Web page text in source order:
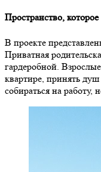
Пространство,
В проекте
Приватная
гардеробной.
квартире, принять
собираться на работу,